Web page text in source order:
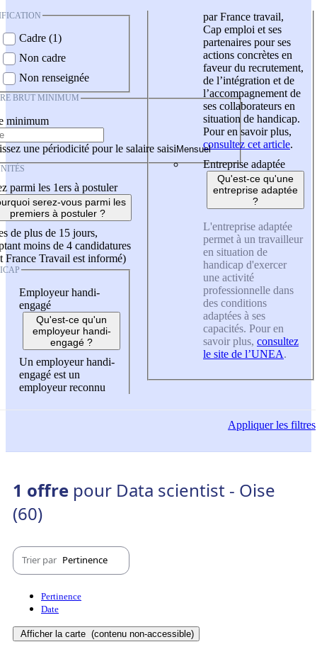
Cadre (1)
Non cadre
Non renseignée
BRUT MINIMUM
minimum
une périodicité pour le salaire saisi
parmi les 1ers à postuler
serez-vous parmi les
premiers à postuler ?
de plus de 15 jours,
moins de 4 candidatures
France Travail est informé)
Employeur handi-
engagé
Qu'est-ce qu'un
employeur handi-
engagé ?
Un employeur handi-
engagé est un
employeur reconnu
par France travail,
Cap emploi et ses
partenaires pour ses
actions concrètes en
faveur du recrutement,
de l’intégration et de
l’accompagnement de
ses collaborateurs en
situation de handicap.
Pour en savoir plus,
consultez cet article.
Entreprise adaptée
Qu'est-ce qu'une
entreprise adaptée
?
L'entreprise adaptée
permet à un travailleur
en situation de
handicap d'exercer
une activité
professionnelle dans
des conditions
adaptées à ses
capacités. Pour en
savoir plus, consultez
le site de l’UNEA.
Appliquerles filtres
1 offre pour Data scientist - Oise
(60)
Trier par Pertinence
Pertinence
Date
Afficher la carte (contenu non-accessible)